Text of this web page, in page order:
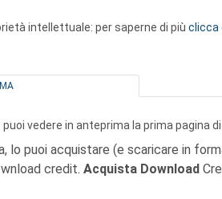
intellettuale: per saperne di più clicca
vedere in anteprima la prima pagina
lo puoi acquistare (e scaricare in
credit. Acquista Download